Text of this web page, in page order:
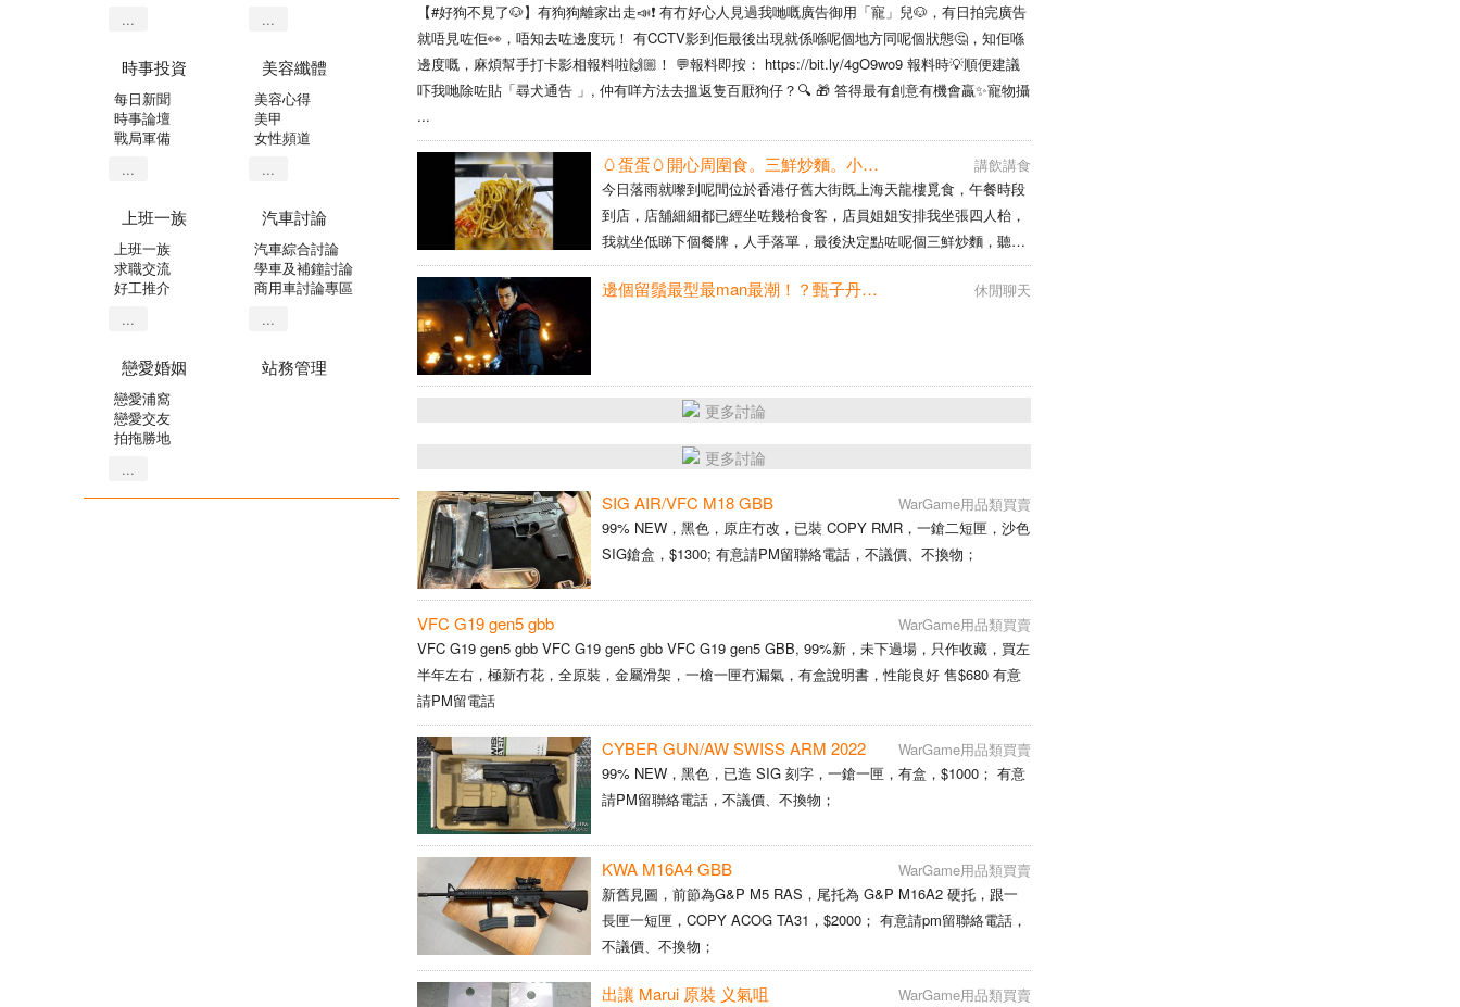
...
...
時事投資
每日新聞
時事論壇
戰局軍備
...
美容纖體
美容心得
美甲
女性頻道
...
上班一族
上班一族
求職交流
好工推介
...
汽車討論
汽車綜合討論
學車及補鐘討論
商用車討論專區
...
戀愛婚姻
戀愛浦窩
戀愛交友
拍拖勝地
...
站務管理
【#好狗不見了🐶】有狗狗離家出走📣❗ 有冇好心人見過我哋嘅廣告御用「寵」兒🐶，有日拍完廣告
就唔見咗佢👀，唔知去咗邊度玩！ 有CCTV影到佢最後出現就係喺呢個地方同呢個狀態🤔，知佢喺
邊度嘅，麻煩幫手打卡影相報料啦🙌🏼！ 💬報料即按： https://bit.ly/4gO9wo9 報料時💡順便建議
吓我哋除咗貼「尋犬通告 」, 仲有咩方法去搵返隻百厭狗仔？🔍 🎁 答得最有創意有機會贏✨寵物攝
...
講飲講食
🥚蛋蛋🥚開心周圍食。三鮮炒麵。小籠包。香港仔。20260802🥚🥚🥚🥚
今日落雨就嚟到呢間位於香港仔舊大街既上海天龍樓覓食，午餐時段
到店，店舖細細都已經坐咗幾枱食客，店員姐姐安排我坐張四人枱，
我就坐低睇下個餐牌，人手落單，最後決定點咗呢個三鮮炒麵，聽店
員姐姐話要幼麵，同埋一籠五隻既小籠包，等咗一陣就有得食，碟炒
麵既份量好多，足夠二人食，食材新鮮，麵條爽口，炒得唔太咸，好
休閒聊天
邊個留鬚最型最man最潮！？甄子丹黏假鬚拍戲，仲有大陸果套三國演義嘅關公又係黏假鬚拍戲，因為中國人大部份人都冇鬚所以要黏假鬚拍戲！
更多討論
更多討論
WarGame用品類買賣
SIG AIR/VFC M18 GBB
99% NEW，黑色，原庄冇改，已裝 COPY RMR，一鎗二短匣，沙色
SIG鎗盒，$1300; 有意請PM留聯絡電話，不議價、不換物；
WarGame用品類買賣
VFC G19 gen5 gbb
VFC G19 gen5 gbb VFC G19 gen5 gbb VFC G19 gen5 GBB, 99%新，未下過場，只作收藏，買左
半年左右，極新冇花，全原裝，金屬滑架，一槍一匣冇漏氣，有盒說明書，性能良好 售$680 有意
請PM留電話
WarGame用品類買賣
CYBER GUN/AW SWISS ARM 2022
99% NEW，黑色，已造 SIG 刻字，一鎗一匣，有盒，$1000； 有意
請PM留聯絡電話，不議價、不換物；
WarGame用品類買賣
KWA M16A4 GBB
新舊見圖，前節為G&P M5 RAS，尾托為 G&P M16A2 硬托，跟一
長匣一短匣，COPY ACOG TA31，$2000； 有意請pm留聯絡電話，
不議價、不換物；
WarGame用品類買賣
出讓 Marui 原裝 义氣咀